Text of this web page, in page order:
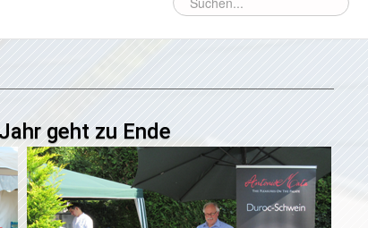
geht zu Ende